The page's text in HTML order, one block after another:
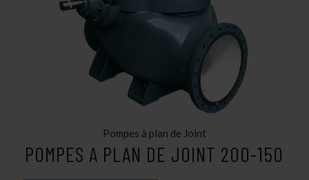
Pompes à plan de Joint
POMPES A PLAN DE JOINT 200-150